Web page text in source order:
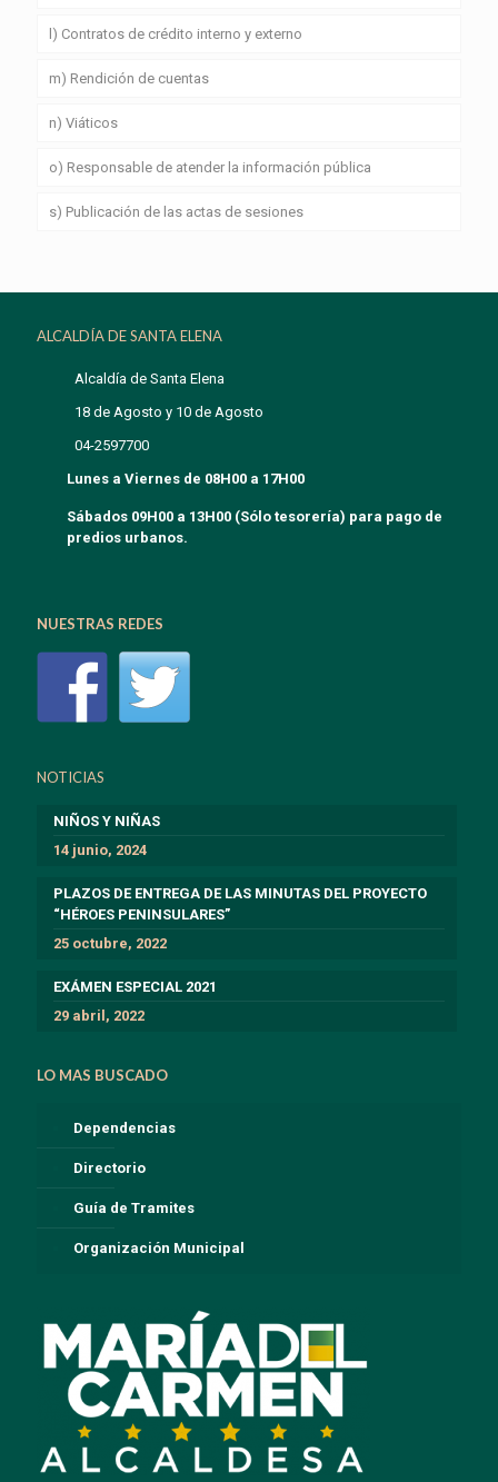
l) Contratos de crédito interno y externo
m) Rendición de cuentas
n) Viáticos
o) Responsable de atender la información pública
s) Publicación de las actas de sesiones
ALCALDÍA DE SANTA ELENA
Alcaldía de Santa Elena
18 de Agosto y 10 de Agosto
04-2597700
Lunes a Viernes de 08H00 a 17H00
Sábados 09H00 a 13H00 (Sólo tesorería) para pago de
predios urbanos.
NUESTRAS REDES
NOTICIAS
NIÑOS Y NIÑAS
14 junio, 2024
PLAZOS DE ENTREGA DE LAS MINUTAS DEL PROYECTO
“HÉROES PENINSULARES”
25 octubre, 2022
EXÁMEN ESPECIAL 2021
29 abril, 2022
LO MAS BUSCADO
Dependencias
Directorio
Guía de Tramites
Organización Municipal